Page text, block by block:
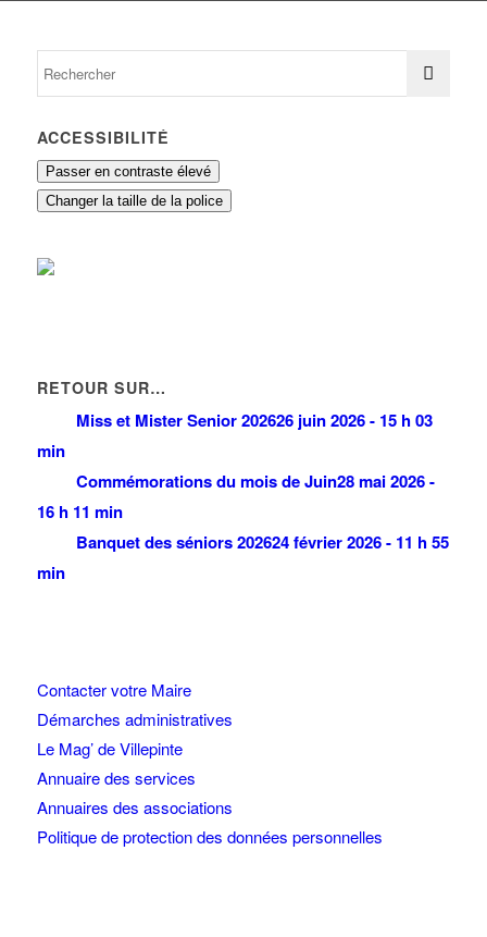
ALLO PIZZA
2 Allée Antoine de Saint-Exupéry 93420
DISTRICOLD
9 Avenue Napée 93420 VILLEPINTE
SALINES JESSICA
1 Avenue Pierre Bérégovoy 93420
VILLEPINTE
01 48 60 78 11
AK VITRAGE
39 Boulevard Robert Ballanger 93420
ACCESSIBILITÉ
Passer en contraste élevé
Changer la taille de la police
RETOUR SUR…
Miss et Mister Senior 202626 juin 2026 - 15 h 03
min
Commémorations du mois de Juin28 mai 2026 -
16 h 11 min
Banquet des séniors 202624 février 2026 - 11 h 55
min
Contacter votre Maire
Démarches administratives
Le Mag’ de Villepinte
Annuaire des services
Annuaires des associations
Politique de protection des données personnelles